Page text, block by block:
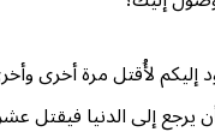
إليكم لأُقتل مرة
إلى الدنيا فيقتل